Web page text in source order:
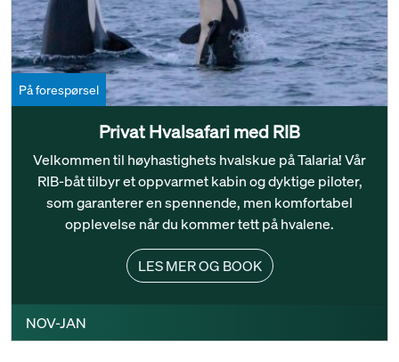
På forespørsel
Privat Hvalsafari med RIB
Velkommen til høyhastighets hvalskue på Talaria! Vår
RIB-båt tilbyr et oppvarmet kabin og dyktige piloter,
som garanterer en spennende, men komfortabel
opplevelse når du kommer tett på hvalene.
LES MER OG BOOK
NOV-JAN